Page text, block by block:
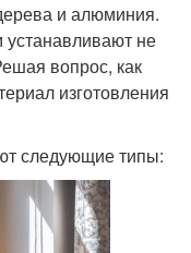
и алюминия.
не
вопрос, как
изготовления
следующие типы: